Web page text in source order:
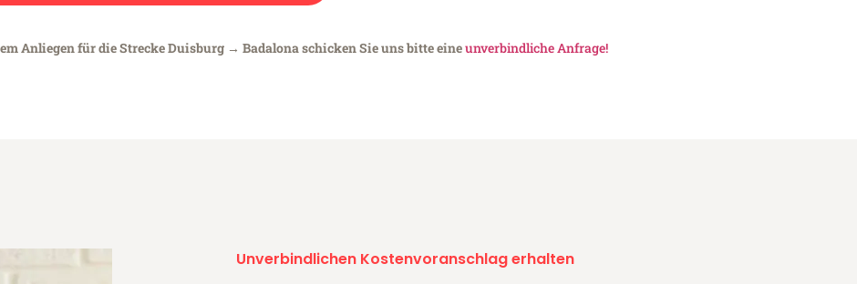
Anliegen für die Strecke Duisburg → Badalona schicken Sie uns bitte eineunverbindliche Anfrage!
Unverbindlichen Kostenvoranschlag erhalten